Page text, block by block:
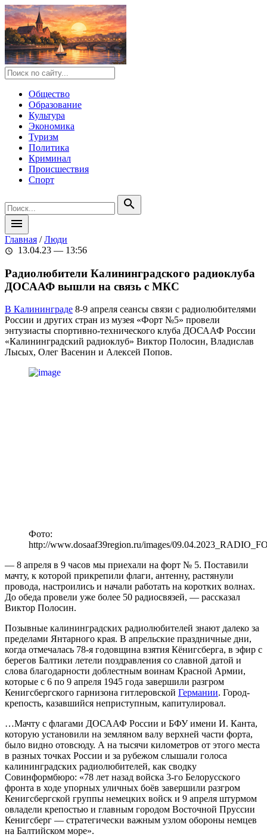
Общество
Образование
Культура
Экономика
Туризм
Политика
Криминал
Происшествия
Спорт
search
menu
Главная /Люди
schedule 13.04.23 — 13:56
Радиолюбители Калининградского радиоклуба
ДОСААФ вышли на связь с МКС
В Калининграде 8-9 апреля сеансы связи с радиолюбителями
России и других стран из музея «Форт №5» провели
энтузиасты спортивно-технического клуба ДОСААФ России
«Калининградский радиоклуб» Виктор Полосин, Владислав
Лысых, Олег Васенин и Алексей Попов.
Фото:
http://www.dosaaf39region.ru/images/
— 8 апреля в 9 часов мы приехали на форт № 5. Поставили
мачту, к которой прикрепили флаги, антенну, растянули
провода, настроились и начали работать на коротких волнах.
До обеда провели уже более 50 радиосвязей, — рассказал
Виктор Полосин.
Позывные калининградских радиолюбителей знают далеко за
пределами Янтарного края. В апрельские праздничные дни,
когда отмечалась 78-я годовщина взятия Кёнигсберга, в эфир с
берегов Балтики летели поздравления со славной датой и
слова благодарности доблестным воинам Красной Армии,
которые с 6 по 9 апреля 1945 года завершили разгром
Кенигсбергского гарнизона гитлеровской Германии. Город-
крепость, казавшийся неприступным, капитулировал.
…Мачту с флагами ДОСААФ России и БФУ имени И. Канта,
которую установили на земляном валу верхней части форта,
было видно отовсюду. А на тысячи километров от этого места
в разных точках России и за рубежом слышали голоса
калининградских радиолюбителей, как сводку
Совинформбюро: «78 лет назад войска 3-го Белорусского
фронта в ходе упорных уличных боёв завершили разгром
Кенигсбергской группы немецких войск и 9 апреля штурмом
овладели крепостью и главным городом Восточной Пруссии
Кенигсберг — стратегически важным узлом обороны немцев
на Балтийском море».